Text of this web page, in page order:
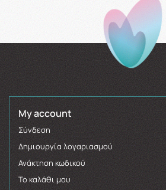
My account
Σύνδεση
Δημιουργία λογαριασμού
Ανάκτηση κωδικού
Το καλάθι μου